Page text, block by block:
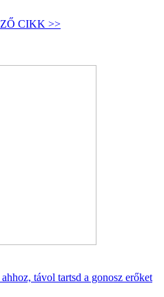
CIKK >>
távol tartsd a gonosz erőket